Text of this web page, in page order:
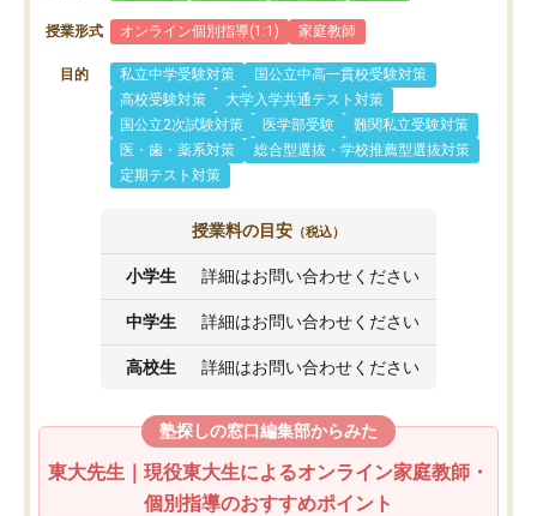
授業形式 オンライン個別指導(1:1) 家庭教師
目的 私立中学受験対策
国公立中高一貫校受験対策
高校受験対策
大学入学共通テスト対策
国公立2次試験対策
医学部受験
難関私立受験対策
医・歯・薬系対策
総合型選抜・学校推薦型選抜対策
定期テスト対策
授業料の目安 （税込）
小学生 詳細はお問い合わせください
中学生 詳細はお問い合わせください
高校生 詳細はお問い合わせください
塾探しの窓口編集部からみた
東大先生｜現役東大生によるオンライン家庭教師・
個別指導のおすすめポイント